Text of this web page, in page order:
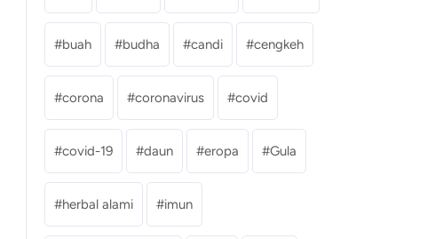
buah budha candi cengkeh
corona coronavirus covid
covid-19 daun eropa Gula
herbal alami imun